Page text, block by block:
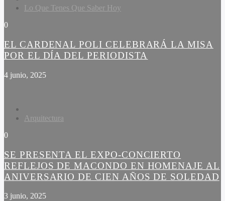
Lo Que Tenes Que Saber Hoy
0
EL CARDENAL POLI CELEBRARÁ LA MISA
POR EL DÍA DEL PERIODISTA
4 junio, 2025
Arquitectura
0
SE PRESENTA EL EXPO-CONCIERTO
REFLEJOS DE MACONDO EN HOMENAJE AL
ANIVERSARIO DE CIEN AÑOS DE SOLEDAD
3 junio, 2025